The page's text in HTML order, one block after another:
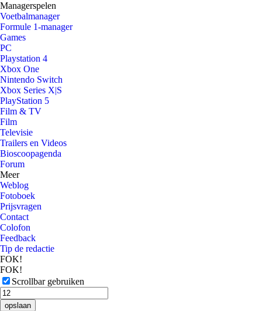
Managerspelen
Voetbalmanager
Formule 1-manager
Games
PC
Playstation 4
Xbox One
Nintendo Switch
Xbox Series X|S
PlayStation 5
Film & TV
Film
Televisie
Trailers en Videos
Bioscoopagenda
Forum
Meer
Weblog
Fotoboek
Prijsvragen
Contact
Colofon
Feedback
Tip de redactie
FOK!
FOK!
Scrollbar gebruiken
opslaan